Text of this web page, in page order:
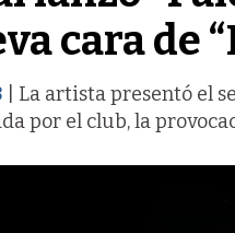
cara de
| La artista presentó el
por el club, la